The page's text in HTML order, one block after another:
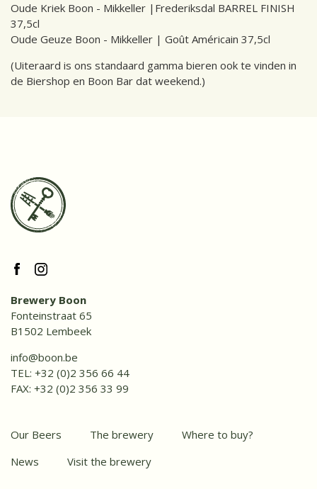
Oude Kriek Boon - Mikkeller |Frederiksdal BARREL FINISH
37,5cl
Oude Geuze Boon - Mikkeller | Goût Américain 37,5cl
(Uiteraard is ons standaard gamma bieren ook te vinden in
de Biershop en Boon Bar dat weekend.)
Brewery Boon
Fonteinstraat 65
B1502 Lembeek
info@boon.be
TEL: +32 (0)2 356 66 44
FAX: +32 (0)2 356 33 99
Our Beers The brewery
Where to buy?
News
Visit the brewery